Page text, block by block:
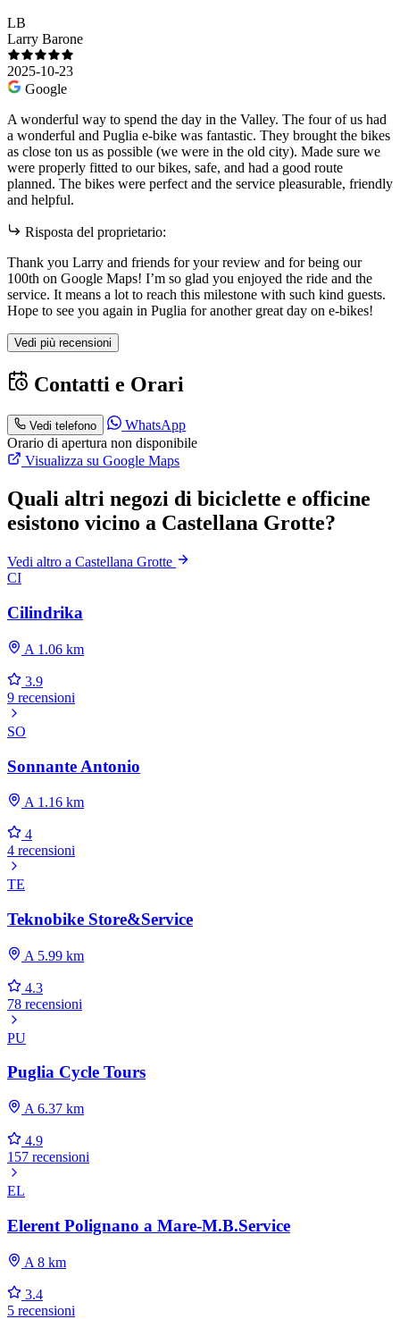
LB
Larry Barone
2025-10-23
Google
A wonderful way to spend the day in the Valley. The four of us had
a wonderful and Puglia e-bike was fantastic. They brought the bikes
as close ton us as possible (we were in the old city). Made sure we
were properly fitted to our bikes, safe, and had a good route
planned. The bikes were perfect and the service pleasurable, friendly
and helpful.
Risposta del proprietario:
Thank you Larry and friends for your review and for being our
100th on Google Maps! I’m so glad you enjoyed the ride and the
service. It means a lot to reach this milestone with such kind guests.
Hope to see you again in Puglia for another great day on e-bikes!
Vedi più recensioni
Contatti e Orari
Vedi telefono
WhatsApp
Orario di apertura non disponibile
Visualizza su Google Maps
Quali altri negozi di biciclette e officine
esistono vicino a Castellana Grotte?
Vedi altro a Castellana Grotte
CI
Cilindrika
A 1.06 km
3.9
9 recensioni
SO
Sonnante Antonio
A 1.16 km
4
4 recensioni
TE
Teknobike Store&Service
A 5.99 km
4.3
78 recensioni
PU
Puglia Cycle Tours
A 6.37 km
4.9
157 recensioni
EL
Elerent Polignano a Mare-M.B.Service
A 8 km
3.4
5 recensioni